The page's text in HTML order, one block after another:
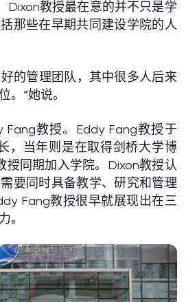
Dixon教授最在意的并不只是学
那些在早期共同建设学院的人
的管理团队，其中很多人后来
。”她说。
Fang教授。Eddy Fang教授于
，当年则是在取得剑桥大学博
授同期加入学院。Dixon教授认
要同时具备教学、研究和管理
Fang教授很早就展现出在三
。